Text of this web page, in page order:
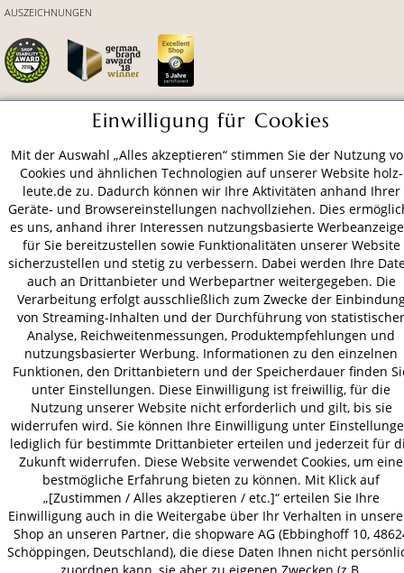
VERSAND
AUSZEICHNUNGEN
AGB Datenschutz
Impressum
© 2026 HOLZ-LEUTE
* Alle Preise inkl. gesetzl. Mehrwertsteuer zzgl.Versandkosten.
Einwilligung für Cookies
Mit der Auswahl „Alles akzeptieren“ stimmen Sie der Nutzung
Cookies und ähnlichen Technologien auf unserer Website holz-
leute.de zu. Dadurch können wir Ihre Aktivitäten anhand Ihrer
Geräte- und Browsereinstellungen nachvollziehen. Dies
es uns, anhand ihrer Interessen nutzungsbasierte
für Sie bereitzustellen sowie Funktionalitäten unserer Website
sicherzustellen und stetig zu verbessern. Dabei werden Ihre
auch an Drittanbieter und Werbepartner weitergegeben. Die
Verarbeitung erfolgt ausschließlich zum Zwecke der
von Streaming-Inhalten und der Durchführung von statistischer
Analyse, Reichweitenmessungen, Produktempfehlungen und
nutzungsbasierter Werbung. Informationen zu den einzelnen
Funktionen, den Drittanbietern und der Speicherdauer finden
unter Einstellungen. Diese Einwilligung ist freiwillig, für die
Nutzung unserer Website nicht erforderlich und gilt, bis sie
widerrufen wird. Sie können Ihre Einwilligung unter
lediglich für bestimmte Drittanbieter erteilen und jederzeit für
Zukunft widerrufen. Diese Website verwendet Cookies, um eine
bestmögliche Erfahrung bieten zu können. Mit Klick auf
„[Zustimmen / Alles akzeptieren / etc.]“ erteilen Sie Ihre
Einwilligung auch in die Weitergabe über Ihr Verhalten in
Shop an unseren Partner, die shopware AG (Ebbinghoff 10,
Schöppingen, Deutschland), die diese Daten Ihnen nicht